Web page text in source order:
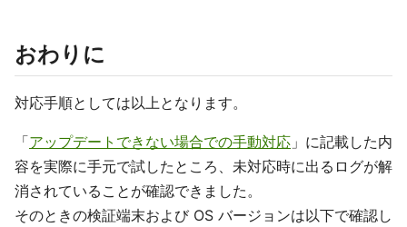
おわりに
対応手順としては以上となります。
「アップデートできない場合での手動対応 」に記載した内
容を実際に手元で試したところ、未対応時に出るログが解
消されていることが確認できました。
そのときの検証端末および OS バージョンは以下で確認し